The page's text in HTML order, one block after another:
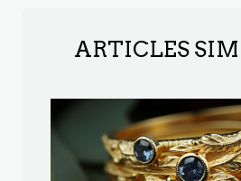
ARTICLES